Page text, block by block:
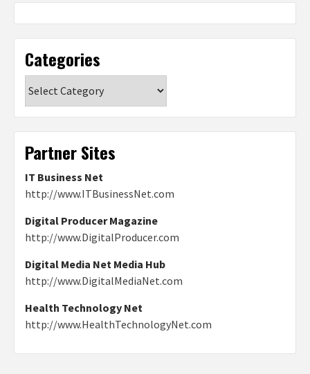
Categories
Partner Sites
IT Business Net
http://www.ITBusinessNet.com
Digital Producer Magazine
http://www.DigitalProducer.com
Digital Media Net Media Hub
http://www.DigitalMediaNet.com
Health Technology Net
http://www.HealthTechnologyNet.com